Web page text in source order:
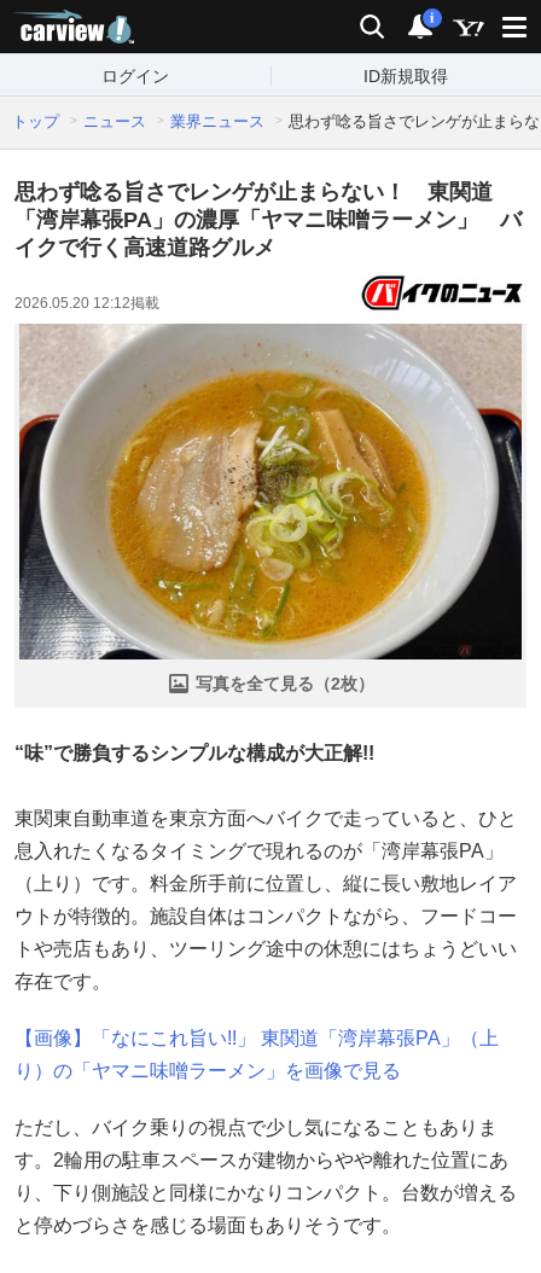
検索 通知
i
ログイン ID新規取得
トップ ニュース 業界ニュース 思わず唸る旨さでレンゲが止まら
思わず唸る旨さでレンゲが止まらない！ 東関道
「湾岸幕張PA」の濃厚「ヤマニ味噌ラーメン」 バ
イクで行く高速道路グルメ
2026.05.20 12:12掲載
写真を全て見る（2枚）
“味”で勝負するシンプルな構成が大正解!!
東関東自動車道を東京方面へバイクで走っていると、ひと
息入れたくなるタイミングで現れるのが「湾岸幕張PA」
（上り）です。料金所手前に位置し、縦に長い敷地レイア
ウトが特徴的。施設自体はコンパクトながら、フードコー
トや売店もあり、ツーリング途中の休憩にはちょうどいい
存在です。
【画像】「なにこれ旨い!!」 東関道「湾岸幕張PA」（上
り）の「ヤマニ味噌ラーメン」を画像で見る
ただし、バイク乗りの視点で少し気になることもありま
す。2輪用の駐車スペースが建物からやや離れた位置にあ
り、下り側施設と同様にかなりコンパクト。台数が増える
と停めづらさを感じる場面もありそうです。